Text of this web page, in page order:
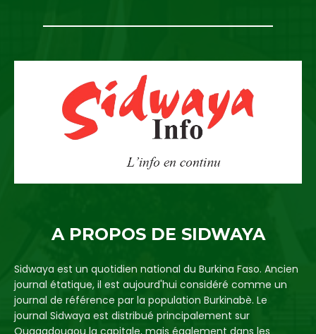
A PROPOS DE SIDWAYA
Sidwaya est un quotidien national du Burkina Faso. Ancien
journal étatique, il est aujourd'hui considéré comme un
journal de référence par la population Burkinabè. Le
journal Sidwaya est distribué principalement sur
Ouagadougou la capitale, mais également dans les